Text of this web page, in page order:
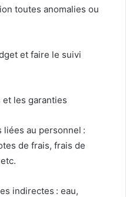
toutes anomalies ou
et faire le suivi
les garanties
au personnel :
de frais, frais de
indirectes : eau,